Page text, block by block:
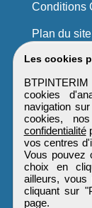
Les cookies
cookies
navigation
cookies,
confidentialité
vos centres
Vous pouvez
choix en
ailleurs,
cliquant sur
page.
Conditions
Plan du site